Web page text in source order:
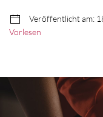
Veröffentlicht am:
Vorlesen